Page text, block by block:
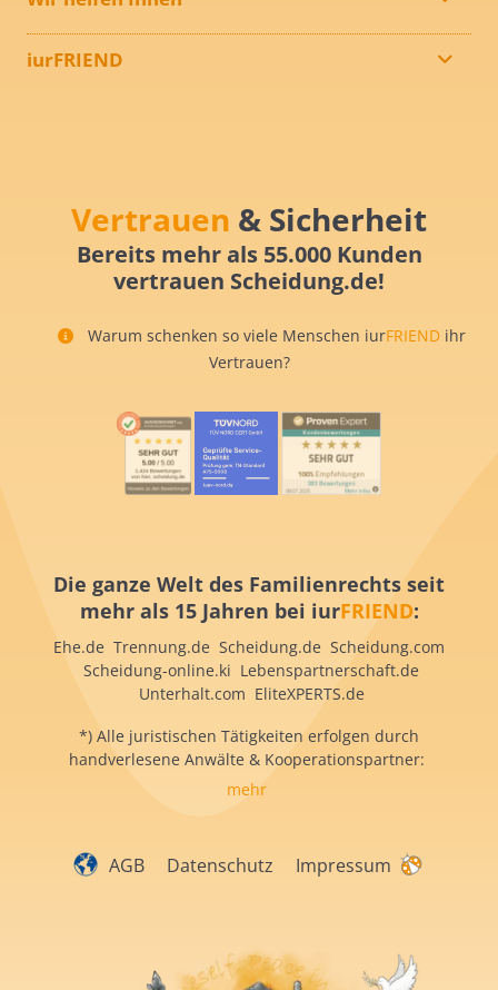
iurFRIEND
Vertrauen & Sicherheit
Bereits mehr als 55.000 Kunden
vertrauen Scheidung.de!
Warum schenken so viele Menschen iurFRIEND ihr
Vertrauen?
Die ganze Welt des Familienrechts seit
mehr als 15 Jahren bei iurFRIEND:
Ehe.de Trennung.de Scheidung.de Scheidung.com
Scheidung-online.ki Lebenspartnerschaft.de
Unterhalt.com EliteXPERTS.de
*) Alle juristischen Tätigkeiten erfolgen durch
handverlesene Anwälte & Kooperationspartner:
mehr
AGB Datenschutz Impressum